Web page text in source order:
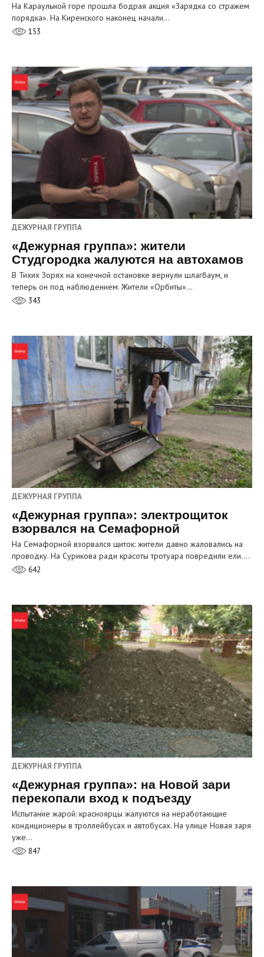
На Караульной горе прошла бодрая акция «Зарядка со стражем
порядка». На Киренского наконец начали…
153
ДЕЖУРНАЯ ГРУППА
«Дежурная группа»: жители
Студгородка жалуются на автохамов
В Тихих Зорях на конечной остановке вернули шлагбаум, и
теперь он под наблюдением. Жители «Орбиты»…
343
ДЕЖУРНАЯ ГРУППА
«Дежурная группа»: электрощиток
взорвался на Семафорной
На Семафорной взорвался щиток: жители давно жаловались на
проводку. На Сурикова ради красоты тротуара повредили ели.…
642
ДЕЖУРНАЯ ГРУППА
«Дежурная группа»: на Новой зари
перекопали вход к подъезду
Испытание жарой: красноярцы жалуются на неработающие
кондиционеры в троллейбусах и автобусах. На улице Новая заря
уже…
847